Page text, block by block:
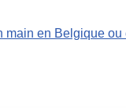
main en Belgique ou